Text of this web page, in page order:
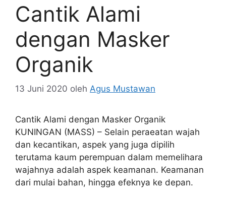
Cantik Alami
dengan Masker
Organik
13 Juni 2020 oleh Agus Mustawan
Cantik Alami dengan Masker Organik
KUNINGAN (MASS) – Selain peraeatan wajah
dan kecantikan, aspek yang juga dipilih
terutama kaum perempuan dalam memelihara
wajahnya adalah aspek keamanan. Keamanan
dari mulai bahan, hingga efeknya ke depan.